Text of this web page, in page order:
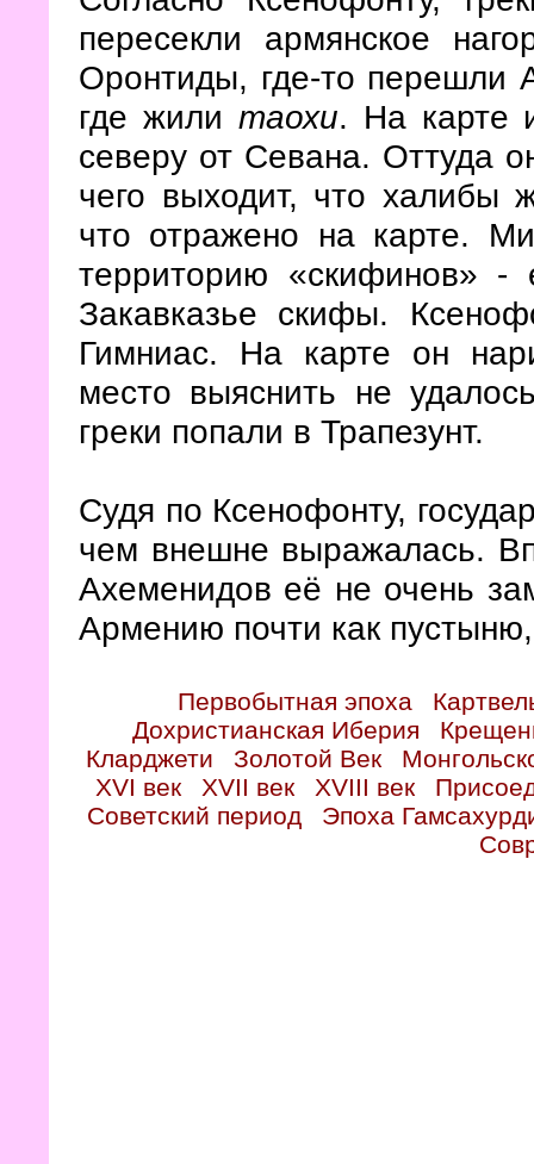
пересекли армянское
Оронтиды, где-то перешли
где жили таохи. На карте
северу от Севана. Оттуда
чего выходит, что халибы
что отражено на карте.
территорию «скифинов» -
Закавказье скифы.
Гимниас. На карте он
место выяснить не
греки попали в Трапезунт.
Судя по Ксенофонту,
чем внешне выражалась.
Ахеменидов её не очень
Армению почти как
Первобытная эпоха
Дохристианская Иберия
Кларджети
Золотой Век
XVI век
XVII век XVIII век
Советский период
Эпоха